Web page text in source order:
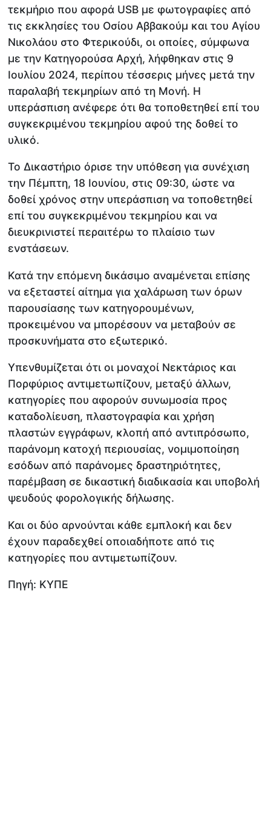
τεκμήριο που αφορά USB με φωτογραφίες από
τις εκκλησίες του Οσίου Αββακούμ και του Αγίου
Νικολάου στο Φτερικούδι, οι οποίες, σύμφωνα
με την Κατηγορούσα Αρχή, λήφθηκαν στις 9
Ιουλίου 2024, περίπου τέσσερις μήνες μετά την
παραλαβή τεκμηρίων από τη Μονή. Η
υπεράσπιση ανέφερε ότι θα τοποθετηθεί επί του
συγκεκριμένου τεκμηρίου αφού της δοθεί το
υλικό.
Το Δικαστήριο όρισε την υπόθεση για συνέχιση
την Πέμπτη, 18 Ιουνίου, στις 09:30, ώστε να
δοθεί χρόνος στην υπεράσπιση να τοποθετηθεί
επί του συγκεκριμένου τεκμηρίου και να
διευκρινιστεί περαιτέρω το πλαίσιο των
ενστάσεων.
Κατά την επόμενη δικάσιμο αναμένεται επίσης
να εξεταστεί αίτημα για χαλάρωση των όρων
παρουσίασης των κατηγορουμένων,
προκειμένου να μπορέσουν να μεταβούν σε
προσκυνήματα στο εξωτερικό.
Υπενθυμίζεται ότι οι μοναχοί Νεκτάριος και
Πορφύριος αντιμετωπίζουν, μεταξύ άλλων,
κατηγορίες που αφορούν συνωμοσία προς
καταδολίευση, πλαστογραφία και χρήση
πλαστών εγγράφων, κλοπή από αντιπρόσωπο,
παράνομη κατοχή περιουσίας, νομιμοποίηση
εσόδων από παράνομες δραστηριότητες,
παρέμβαση σε δικαστική διαδικασία και υποβολή
ψευδούς φορολογικής δήλωσης.
Και οι δύο αρνούνται κάθε εμπλοκή και δεν
έχουν παραδεχθεί οποιαδήποτε από τις
κατηγορίες που αντιμετωπίζουν.
Πηγή: ΚΥΠΕ